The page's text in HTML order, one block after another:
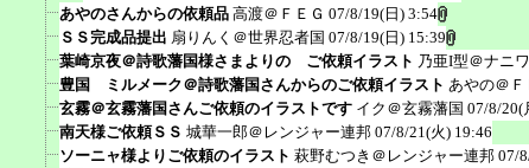
あやのさんからの依頼品 高渡＠ＦＥＧ 07/8/19(日) 3:54
ＳＳ完成品提出 扇りんく＠世界忍者国 07/8/19(日) 15:39
葉崎京夜＠詩歌藩国様さまよりの ご依頼イラスト 乃亜I型＠ナニ
豊国 ミルメーク＠詩歌藩国さんからのご依頼イラスト あやの＠Ｆ
玄霧＠玄霧藩国さんご依頼のイラストです イク＠玄霧藩国 07/8/20(
南天様ご依頼ＳＳ 城華一郎＠レンジャー連邦 07/8/21(火) 19:46
ソーニャ様よりご依頼のイラスト 萩野むつき＠レンジャー連邦 07/